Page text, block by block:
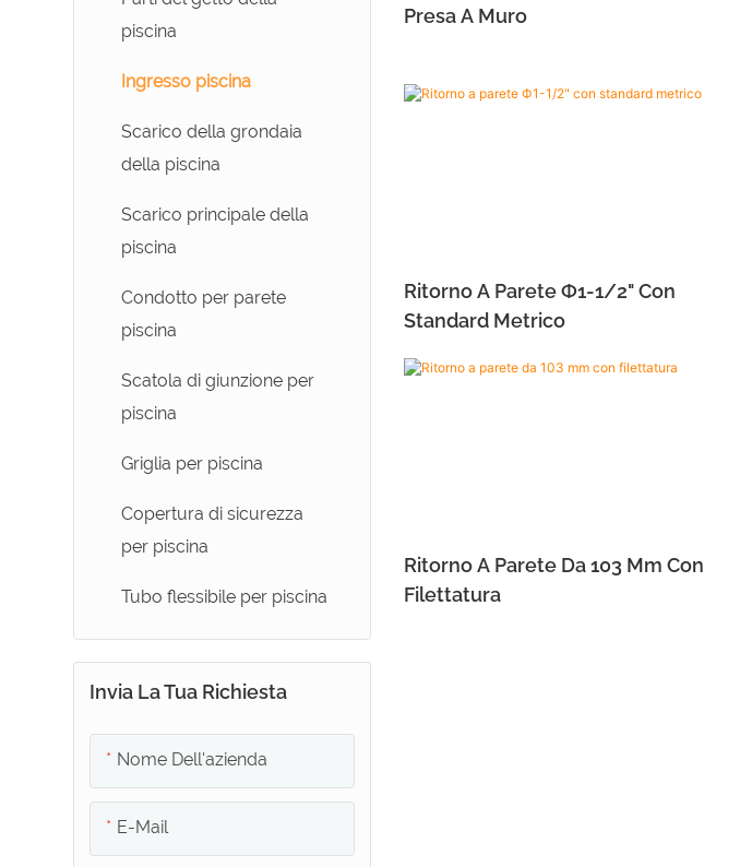
piscina
piscina
Pali telescopici per piscina
piscina
Ingresso piscina
Scarico della grondaia
della piscina
Scarico principale della
piscina
Condotto per parete
piscina
Scatola di giunzione per
piscina
Griglia per piscina
Copertura di sicurezza
per piscina
Tubo flessibile per piscina
Invia La Tua Richiesta
Nome Dell'azienda
E-Mail
Presa A Muro
Ritorno A Parete Ф1-1/2" Con
Standard Metrico
Ritorno A Parete Da 103 Mm Con
Filettatura